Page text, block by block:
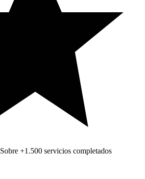
Sobre +1.500 servicios completados